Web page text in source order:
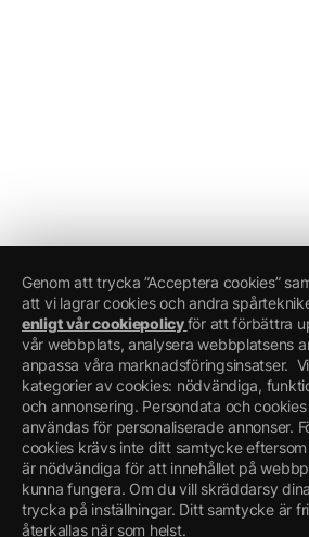
Genom att trycka ”Acceptera cookies”
att vi lagrar cookies och andra
enligt vår cookiepolicyför att förbättra
vår webbplats, analysera webbplatsens
anpassa våra marknadsföringsinsatser.
kategorier av cookies: nödvändiga,
och annonsering. Persondata och
användas för personaliserade annonser.
cookies krävs inte ditt samtycke
är nödvändiga för att innehållet på
kunna fungera. Om du vill skräddarsy
trycka på inställningar. Ditt samtycke är
återkallas när som helst.